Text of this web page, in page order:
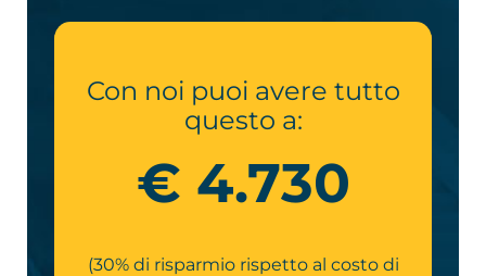
Con noi puoi avere tutto
questo a:
€ 4.730
(30% di risparmio rispetto al costo di